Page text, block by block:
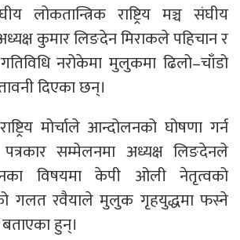
लोकतान्त्रिक राष्ट्रिय मञ्च संघीय
कुमार लिङदेन मिराकले पहिचान र
नरोकेमा मुलुकमा ढिलो–चाँडो
दिएका छन्।
मोर्चाले आन्दोलनको घोषणा गर्न
सम्मेलनमा अध्यक्ष लिङदेनले
विषयमा केपी ओली नेतृत्वको
गलत रवैयाले मुलुक गृहयुद्धमा फस्ने
हुन्।